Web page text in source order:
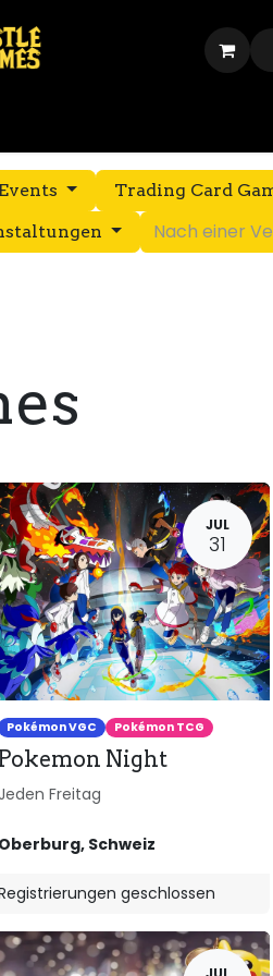
Trading Card
JUL
31
Pokémon VGC Pokémon TCG
Pokemon Night
Jeden Freitag
Oberburg, Schweiz
geschlossen